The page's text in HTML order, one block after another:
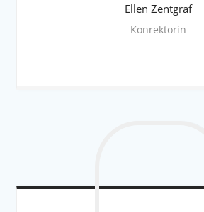
Ellen Zentgraf
Konrektorin